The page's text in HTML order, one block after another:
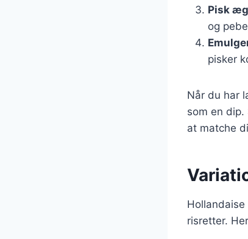
Pisk
og
pisker
Når du har
som en
at matche
risretter.